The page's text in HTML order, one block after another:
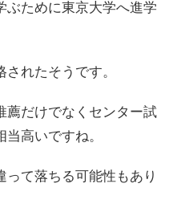
ぶために東京大学へ進学
れたそうです。
薦だけでなくセンター試
高いですね。
て落ちる可能性もあり